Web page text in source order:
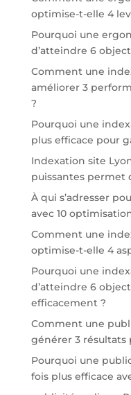
optimise-t-elle 4
Pourquoi une
d’atteindre 6
Comment une
améliorer 3
?
Pourquoi une
plus efficace pour
Indexation site
puissantes permet
À qui s’adresser
avec 10
Comment une
optimise-t-elle 4
Pourquoi une
d’atteindre 6
efficacement ?
Comment une
générer 3 résultats
Pourquoi une
fois plus efficace